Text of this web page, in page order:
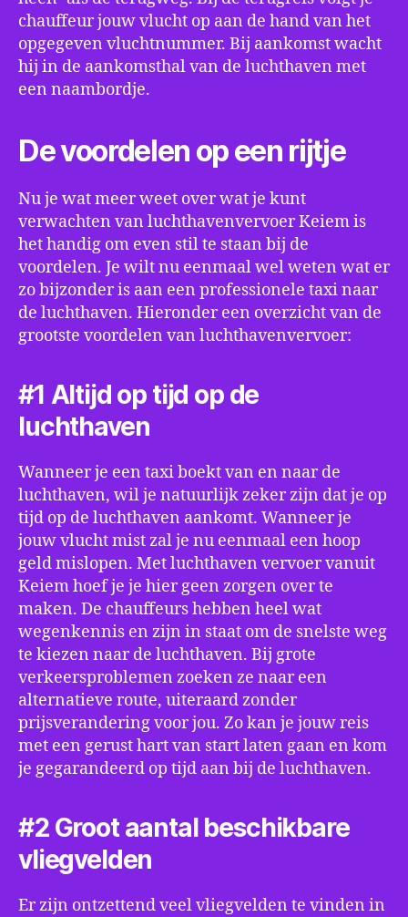
chauffeur jouw vlucht op aan de hand van het
opgegeven vluchtnummer. Bij aankomst wacht
hij in de aankomsthal van de luchthaven met
een naambordje.
De voordelen op een rijtje
Nu je wat meer weet over wat je kunt
verwachten van luchthavenvervoer Keiem is
het handig om even stil te staan bij de
voordelen. Je wilt nu eenmaal wel weten wat er
zo bijzonder is aan een professionele taxi naar
de luchthaven. Hieronder een overzicht van de
grootste voordelen van luchthavenvervoer:
#1 Altijd op tijd op de
luchthaven
Wanneer je een taxi boekt van en naar de
luchthaven, wil je natuurlijk zeker zijn dat je op
tijd op de luchthaven aankomt. Wanneer je
jouw vlucht mist zal je nu eenmaal een hoop
geld mislopen. Met luchthaven vervoer vanuit
Keiem hoef je je hier geen zorgen over te
maken. De chauffeurs hebben heel wat
wegenkennis en zijn in staat om de snelste weg
te kiezen naar de luchthaven. Bij grote
verkeersproblemen zoeken ze naar een
alternatieve route, uiteraard zonder
prijsverandering voor jou. Zo kan je jouw reis
met een gerust hart van start laten gaan en kom
je gegarandeerd op tijd aan bij de luchthaven.
#2 Groot aantal beschikbare
vliegvelden
Er zijn ontzettend veel vliegvelden te vinden in